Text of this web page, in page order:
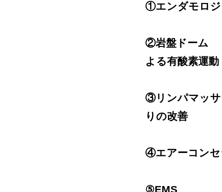
①エンダモ
②岩盤ドー
よる有酸素運動
③リンパマッ
りの改善
④エアーコン
⑤EMS →